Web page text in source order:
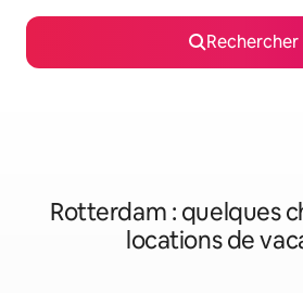
Rechercher
Rotterdam : quelques
locations de